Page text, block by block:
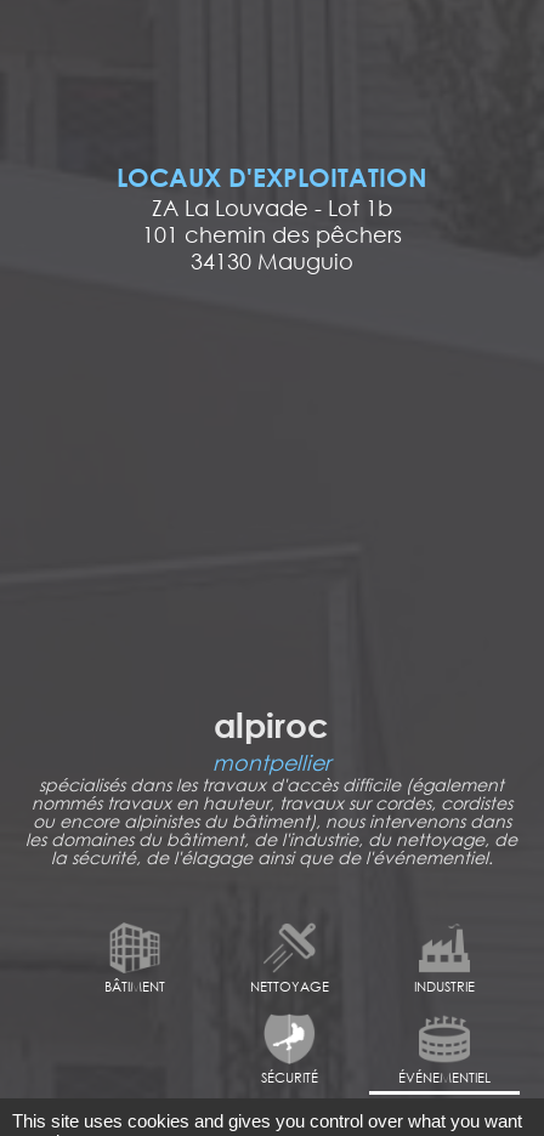
LOCAUX D'EXPLOITATION
ZA La Louvade - Lot 1b
101 chemin des pêchers
34130 Mauguio
alpiroc
montpellier
spécialisés dans les travaux d'accès difficile (également
nommés travaux en hauteur, travaux sur cordes, cordistes
ou encore alpinistes du bâtiment), nous intervenons dans
les domaines du bâtiment, de l'industrie, du nettoyage, de
la sécurité, de l'élagage ainsi que de l'événementiel.
BÂTIMENT NETTOYAGE INDUSTRIE
SÉCURITÉ ÉVÉNEMENTIEL
This site uses cookies and gives you control over what you want